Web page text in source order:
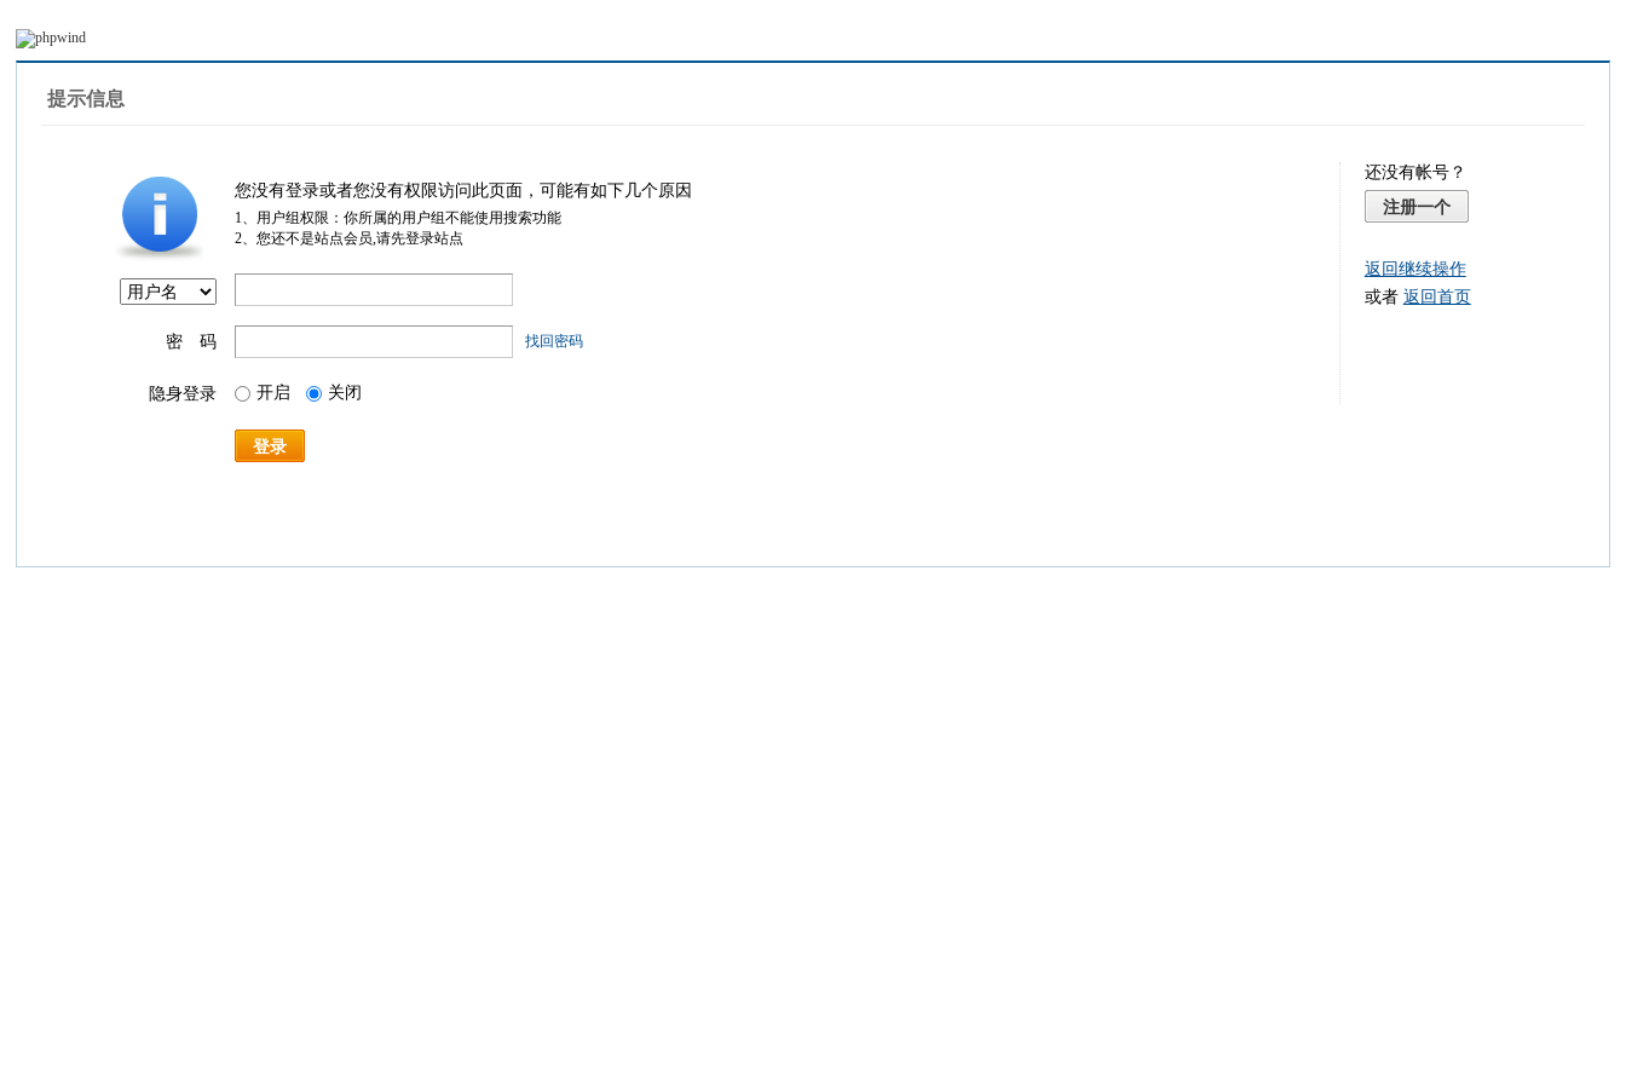
提示信息
您没有登录或者您没有权限访问此页面，可能有如下几个原因
1、用户组权限：你所属的用户组不能使用搜索功能
2、您还不是站点会员,请先登录站点
密 码 找回密码
隐身登录 开启 关闭
登录
还没有帐号？
注册一个
返回继续操作
或者 返回首页